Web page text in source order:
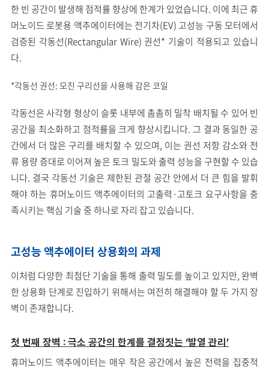
한 빈 공간이 발생해 점적률 향상에 한계가 있었습니다. 이에 최근 휴
머노이드 로봇용 액추에이터에는 전기차(EV) 고성능 구동 모터에서
검증된 각동선(Rectangular Wire) 권선* 기술이 적용되고 있습니
다.
*각동선 권선: 모진 구리선을 사용해 감은 코일
각동선은 사각형 형상이 슬롯 내부에 촘촘히 밀착 배치될 수 있어 빈
공간을 최소화하고 점적률을 크게 향상시킵니다. 그 결과 동일한 공
간에서 더 많은 구리를 배치할 수 있으며, 이는 권선 저항 감소와 전
류 용량 증대로 이어져 높은 토크 밀도와 출력 성능을 구현할 수 있습
니다. 결국 각동선 기술은 제한된 관절 공간 안에서 더 큰 힘을 발휘
해야 하는 휴머노이드 액추에이터의 고출력·고토크 요구사항을 충
족시키는 핵심 기술 중 하나로 자리 잡고 있습니다.
고성능 액추에이터 상용화의 과제
이처럼 다양한 최첨단 기술을 통해 출력 밀도를 높이고 있지만, 완벽
한 상용화 단계로 진입하기 위해서는 여전히 해결해야 할 두 가지 장
벽이 존재합니다.
첫 번째 장벽 : 극소 공간의 한계를 결정짓는 ‘발열 관리’
휴머노이드 액추에이터는 매우 작은 공간에서 높은 전력을 집중적